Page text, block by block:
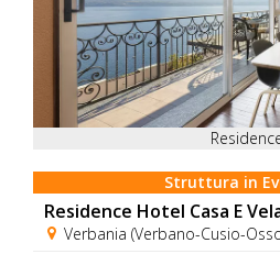
Struttura in
Residence Hotel Casa E
Verbania (Verbano-Cusio-